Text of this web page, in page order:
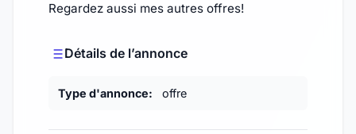
Regardez aussi mes autres offres!
Détails de l’annonce
Type d'annonce: offre